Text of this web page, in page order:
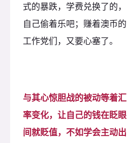
式的暴跌，学费兑换了的，
自己偷着乐吧；赚着澳币的
工作党们，又要心塞了。
与其心惊胆战的被动等着汇
率变化，让自己的钱在眨眼
间就贬值，不如学会主动出